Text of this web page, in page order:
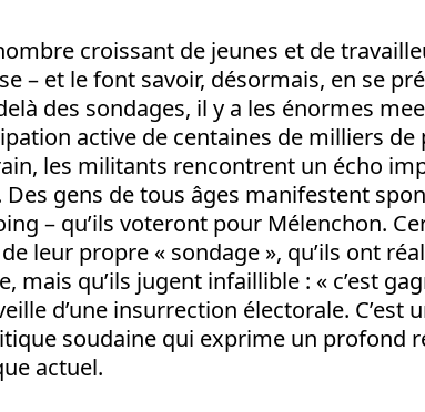
croissant de jeunes et de
– et le font savoir, désormais, en se
des sondages, il y a les énormes
active de centaines de milliers de
les militants rencontrent un écho
gens de tous âges manifestent
– qu’ils voteront pour Mélenchon.
leur propre « sondage », qu’ils ont
mais qu’ils jugent infaillible : « c’est
d’une insurrection électorale. C’est
soudaine qui exprime un profond
actuel.